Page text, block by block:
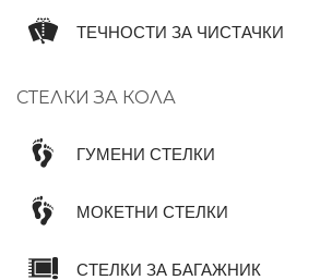
ТЕЧНОСТИ ЗА ЧИСТАЧКИ
СТЕЛКИ ЗА КОЛА
ГУМЕНИ СТЕЛКИ
МОКЕТНИ СТЕЛКИ
СТЕЛКИ ЗА БАГАЖНИК